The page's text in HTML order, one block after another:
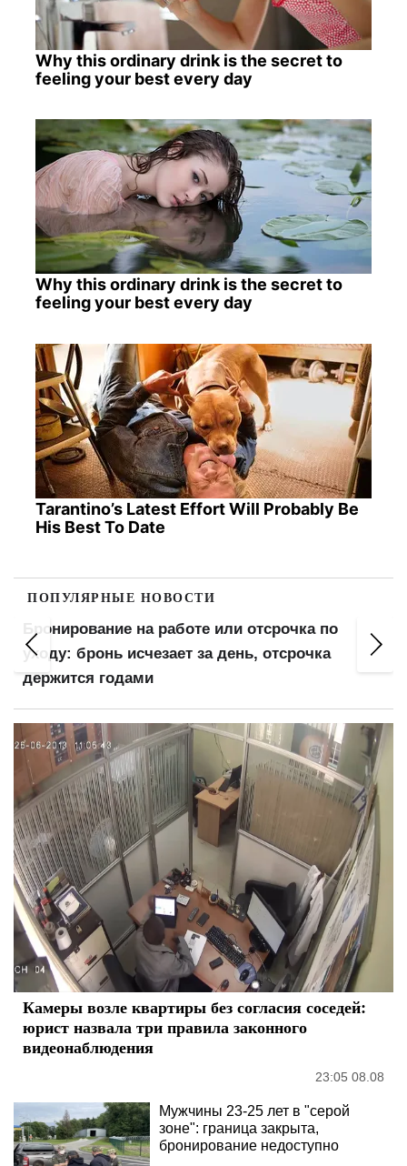
Why this ordinary drink is the secret to
feeling your best every day
Why this ordinary drink is the secret to
feeling your best every day
Tarantino’s Latest Effort Will Probably Be
His Best To Date
ПОПУЛЯРНЫЕ НОВОСТИ
Бронирование на работе или отсрочка по
уходу: бронь исчезает за день, отсрочка
держится годами
Камеры возле квартиры без согласия соседей:
юрист назвала три правила законного
видеонаблюдения
23:05 08.08
Мужчины 23-25 лет в "серой
зоне": граница закрыта,
бронирование недоступно